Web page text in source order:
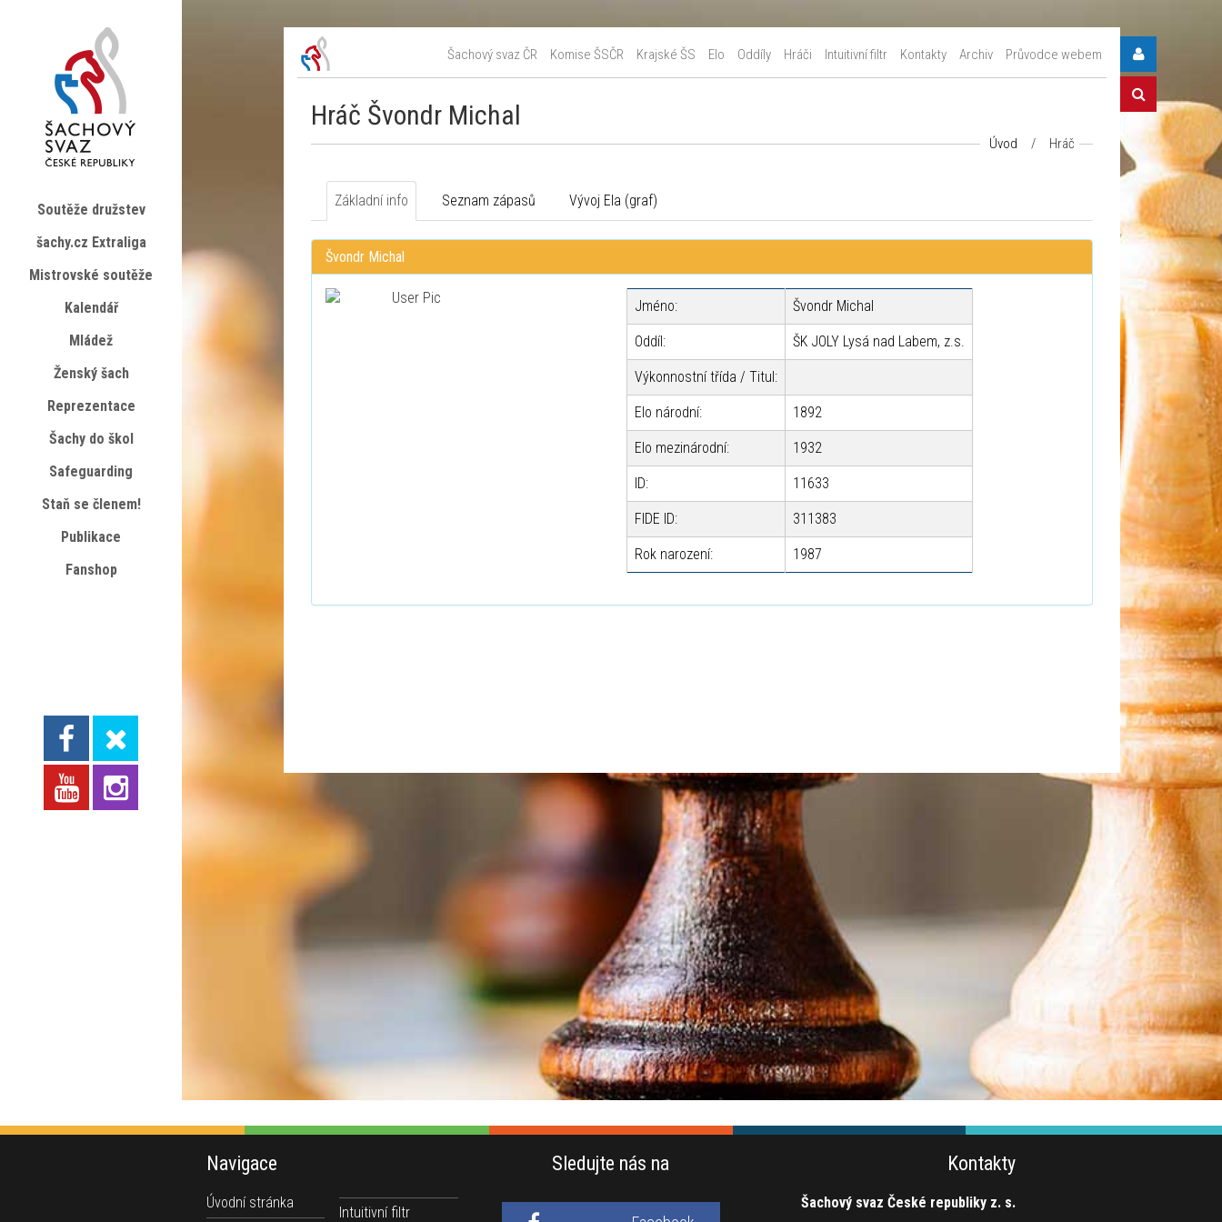
Šachový svaz ČR Komise ŠSČR Krajské ŠS Elo Oddíly Hráči Intuitivní filtr Kontakty Archiv Průvodce webem
Hráč Švondr Michal
Úvod / Hráč
Základní info Seznam zápasů Vývoj Ela (graf)
Švondr Michal
Jméno: Švondr Michal
Oddíl: ŠK JOLY Lysá nad Labem, z.s.
Výkonnostní třída / Titul:
Elo národní: 1892
Elo mezinárodní: 1932
ID: 11633
FIDE ID: 311383
Rok narození: 1987
Soutěže družstev
šachy.cz Extraliga
Mistrovské soutěže
Kalendář
Mládež
Ženský šach
Reprezentace
Šachy do škol
Safeguarding
Staň se členem!
Publikace
Fanshop
Navigace
Úvodní stránka
Intuitivní filtr
Sledujte nás na Kontakty
Šachový svaz České republiky z. s.